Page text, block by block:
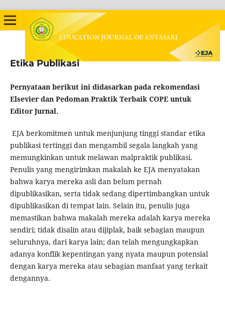
Etika Publikasi
Pernyataan berikut ini didasarkan pada rekomendasi
Elsevier dan Pedoman Praktik Terbaik COPE untuk
Editor Jurnal.
EJA berkomitmen untuk menjunjung tinggi standar etika
publikasi tertinggi dan mengambil segala langkah yang
memungkinkan untuk melawan malpraktik publikasi.
Penulis yang mengirimkan makalah ke EJA menyatakan
bahwa karya mereka asli dan belum pernah
dipublikasikan, serta tidak sedang dipertimbangkan untuk
dipublikasikan di tempat lain. Selain itu, penulis juga
memastikan bahwa makalah mereka adalah karya mereka
sendiri; tidak disalin atau dijiplak, baik sebagian maupun
seluruhnya, dari karya lain; dan telah mengungkapkan
adanya konflik kepentingan yang nyata maupun potensial
dengan karya mereka atau sebagian manfaat yang terkait
dengannya.